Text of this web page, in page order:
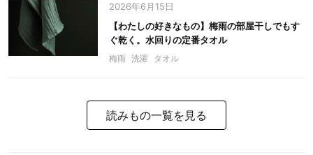
2026年6月15日
【わたしの好きなもの】梅雨の部屋干しでもす
ぐ乾く。水回りの定番タオル
梅雨 洗濯 タオル
読みもの一覧を見る